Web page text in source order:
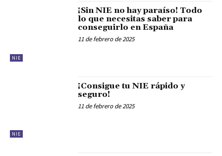
NIE
¡Sin NIE no hay paraíso! Todo
lo que necesitas saber para
conseguirlo en España
11 de febrero de 2025
NIE
¡Consigue tu NIE rápido y
seguro!
11 de febrero de 2025